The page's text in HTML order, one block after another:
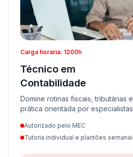
Carga horária: 1200h
Técnico em
Contabilidade
Domine rotinas fiscais, tributárias
prática orientada por
Autorizado pelo MEC
Tutoria individual e plantões